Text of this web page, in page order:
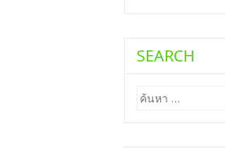
SEARCH
ค้นหา
สำหรับ: